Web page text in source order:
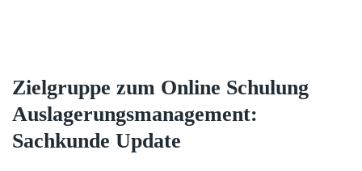
Zielgruppe zum Online Schulung
Auslagerungsmanagement:
Sachkunde Update